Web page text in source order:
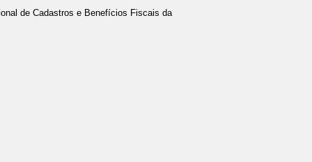
de Cadastros e Benefícios Fiscais da